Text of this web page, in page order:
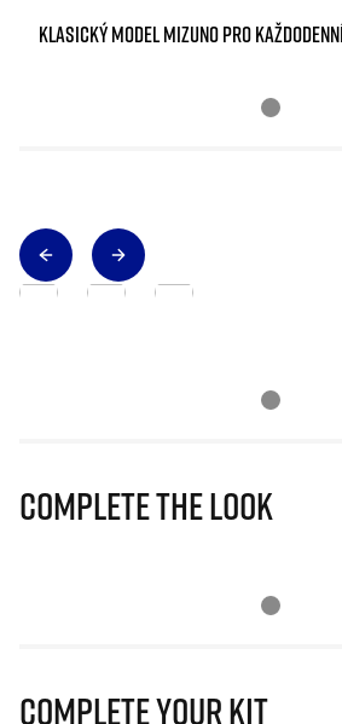
KLASICKÝ MODEL MIZUNO PRO
Complete The Look
Complete Your Kit